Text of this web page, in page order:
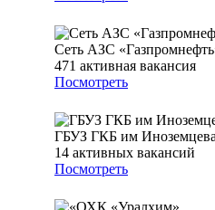
Сеть АЗС
471 активная вакансия
Посмотреть
ГБУЗ ГКБ им
14 активных вакансий
Посмотреть